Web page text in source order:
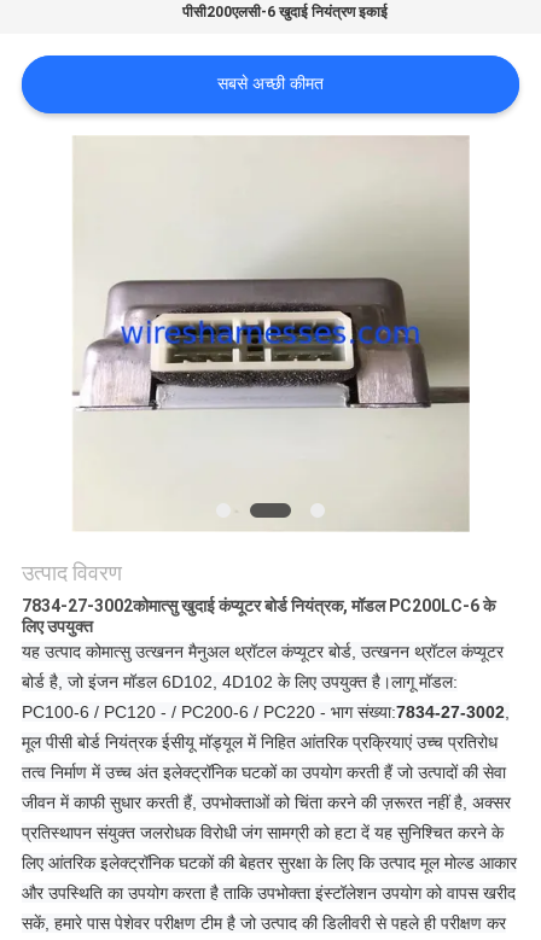
साइटमैप
PRIVACY
पीसी200एलसी-6 खुदाई नियंत्रण इकाई
सबसे अच्छी कीमत
उत्पाद विवरण
7834-27-3002कोमात्सु खुदाई कंप्यूटर बोर्ड नियंत्रक, मॉडल PC200LC-6 के
लिए उपयुक्त
यह उत्पाद कोमात्सु उत्खनन मैनुअल थ्रॉटल कंप्यूटर बोर्ड, उत्खनन थ्रॉटल कंप्यूटर
बोर्ड है, जो इंजन मॉडल 6D102, 4D102 के लिए उपयुक्त है।लागू मॉडल:
PC100-6 / PC120 - / PC200-6 / PC220 - भाग संख्या:7834-27-3002,
मूल पीसी बोर्ड नियंत्रक ईसीयू मॉड्यूल में निहित आंतरिक प्रक्रियाएं उच्च प्रतिरोध
तत्व निर्माण में उच्च अंत इलेक्ट्रॉनिक घटकों का उपयोग करती हैं जो उत्पादों की सेवा
जीवन में काफी सुधार करती हैं, उपभोक्ताओं को चिंता करने की ज़रूरत नहीं है, अक्सर
प्रतिस्थापन संयुक्त जलरोधक विरोधी जंग सामग्री को हटा दें यह सुनिश्चित करने के
लिए आंतरिक इलेक्ट्रॉनिक घटकों की बेहतर सुरक्षा के लिए कि उत्पाद मूल मोल्ड आकार
और उपस्थिति का उपयोग करता है ताकि उपभोक्ता इंस्टॉलेशन उपयोग को वापस खरीद
सकें, हमारे पास पेशेवर परीक्षण टीम है जो उत्पाद की डिलीवरी से पहले ही परीक्षण कर